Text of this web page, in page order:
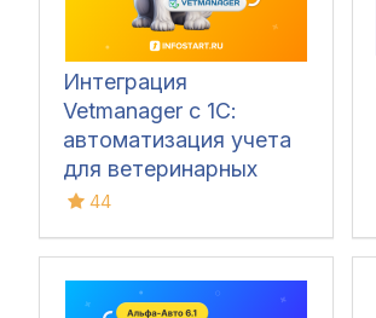
Интеграция
Vetmanager с 1С:
автоматизация учета
для ветеринарных
клиник. Синхронизация
справочников и оплат
через API
44